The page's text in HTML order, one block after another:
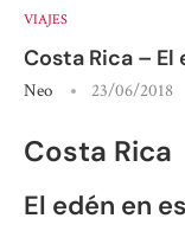
VIAJES
Costa Rica –
Neo 23/06/2018
Costa Rica
El edén en